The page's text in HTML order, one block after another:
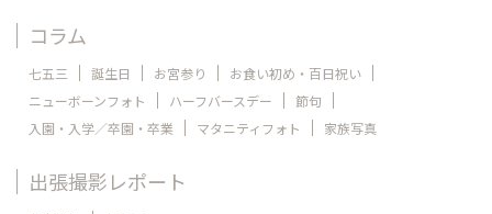
コラム
七五三 誕生日 お宮参り
お食い初め・百日祝い
ニューボーンフォト
ハーフバースデー
節句
入園・入学／卒園・卒業
マタニティフォト 家族写真
出張撮影レポート